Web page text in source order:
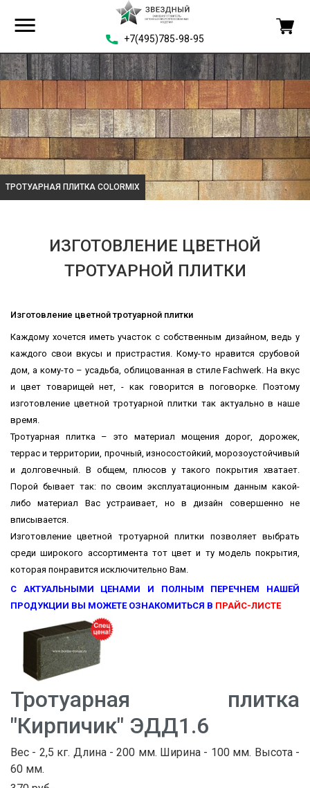
+7(495)785-98-95
ТРОТУАРНАЯ ПЛИТКА COLORMIX
ИЗГОТОВЛЕНИЕ ЦВЕТНОЙ
ТРОТУАРНОЙ ПЛИТКИ
Изготовление цветной тротуарной плитки
Каждому хочется иметь участок с собственным дизайном, ведь у
каждого свои вкусы и пристрастия. Кому-то нравится срубовой
дом, а кому-то – усадьба, облицованная в стиле Fachwerk. На вкус
и цвет товарищей нет, - как говорится в поговорке. Поэтому
изготовление цветной тротуарной плитки так актуально в наше
время.
Тротуарная плитка – это материал мощения дорог, дорожек,
террас и территории, прочный, износостойкий, морозоустойчивый
и долговечный. В общем, плюсов у такого покрытия хватает.
Порой бывает так: по своим эксплуатационным данным какой-
либо материал Вас устраивает, но в дизайн совершенно не
вписывается.
Изготовление цветной тротуарной плитки позволяет выбрать
среди широкого ассортимента тот цвет и ту модель покрытия,
которая понравится исключительно Вам.
С АКТУАЛЬНЫМИ ЦЕНАМИ И ПОЛНЫМ ПЕРЕЧНЕМ НАШЕЙ
ПРОДУКЦИИ ВЫ МОЖЕТЕ ОЗНАКОМИТЬСЯ В ПРАЙС-ЛИСТЕ
Тротуарная плитка
"Кирпичик" ЭДД1.6
Вес - 2,5 кг. Длина - 200 мм. Ширина - 100 мм. Высота -
60 мм.